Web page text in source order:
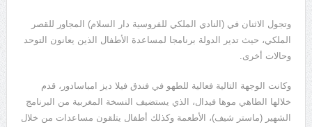
وتجول الاثنان في (النادي الملكي للفروسية دار السلام) المجاور للقصر
الملكي، حيث تدير الدولة برنامجا لمساعدة الأطفال الذين يعانون التوحد
وحالات أخرى.
وكانت الوجهة التالية فعالية للطهو في فندق فيلا ديز امباسادور، قدم
خلالها الطاهي موها فيدال، الذي يستضيف النسخة المغربية من البرنامج
الشهير (ماستر شيف)، الأطعمة وكذلك أطفال يتلقون مساعدات من خلال